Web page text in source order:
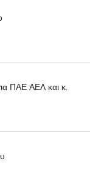
ΠΑΕ ΑΕΛ και κ.